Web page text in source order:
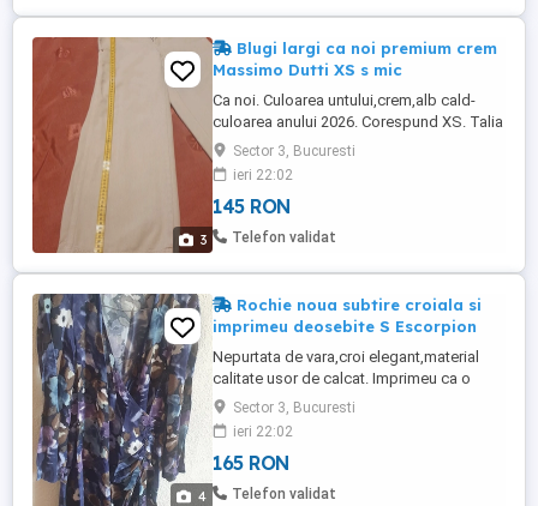
3
Blugi largi ca noi premium crem
Massimo Dutti XS s mic
Ca noi. Culoarea untului,crem,alb cald-
culoarea anului 2026. Corespund XS. Talia
inalta. Dinensiuni in poze. Pentru o
miniona de 156-160 nu trebuie scurtati.
Xalitate premum de la brandul Massimo
Dutti. Livrez repede. Am msi multe lucruri
de calitate postate.
Sector 3, Bucuresti
ieri 22:02
145 RON
Telefon validat
4
Rochie noua subtire croiala si
imprimeu deosebite S Escorpion
Nepurtata de vara,croi elegant,material
calitate usor de calcat. Imprimeu ca o
acuarela. Nuante de albastru,bleu,bej
lila,alb. Croi parte peste parte usor incretit
in partea stanga. Maneca lunga. Dar e
foarte potrivita pentru sezonul cald.
Material care nu incinge. Piate fi rkwgsnt
Sector 3, Bucuresti
ieri 22:02
165 RON
Telefon validat